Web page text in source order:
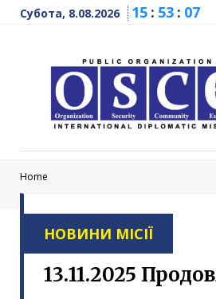
Субота, 8.08.2026 15 : 53 : 08
Home
НОВИНИ МІСІЇ
13.11.2025